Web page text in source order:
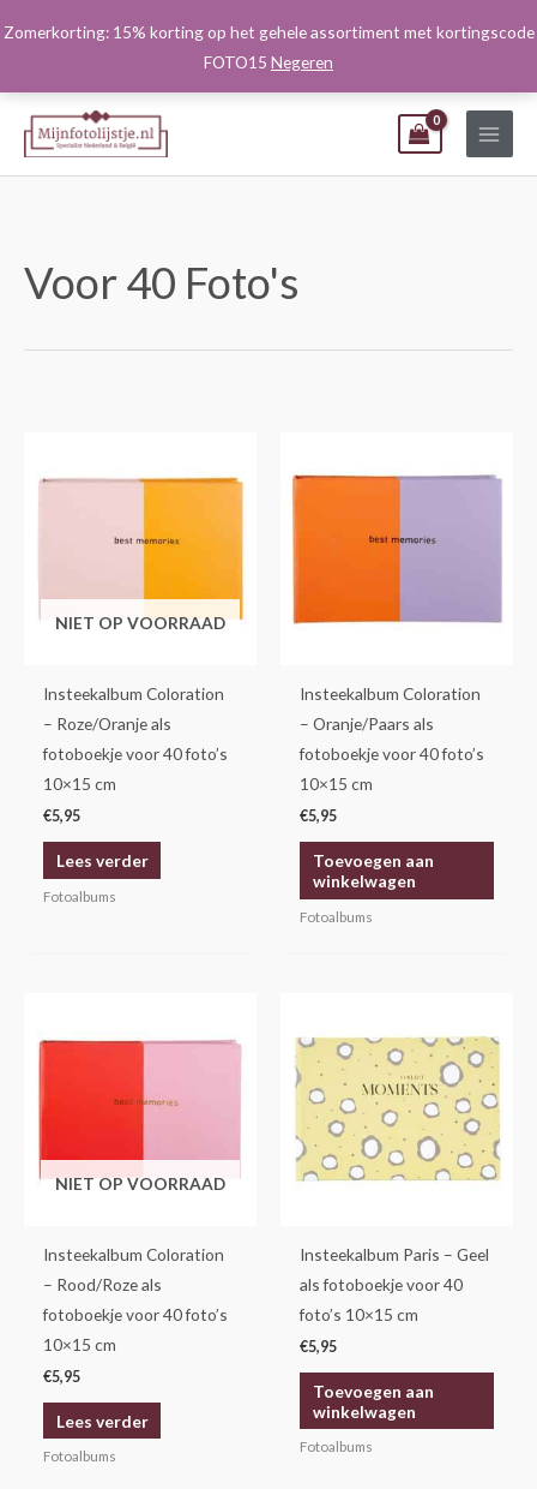
Zomerkorting: 15% korting op het gehele assortiment met kortingscode
FOTO15 Negeren
naar
Voor 40 Foto's
NIET OP VOORRAAD
Insteekalbum Coloration
– Roze/Oranje als
fotoboekje voor 40 foto’s
10×15 cm
€5,95
Lees verder
Fotoalbums
Insteekalbum Coloration
– Oranje/Paars als
fotoboekje voor 40 foto’s
10×15 cm
€5,95
Toevoegen aan
winkelwagen
Fotoalbums
NIET OP VOORRAAD
Insteekalbum Coloration
– Rood/Roze als
fotoboekje voor 40 foto’s
10×15 cm
€5,95
Lees verder
Fotoalbums
Insteekalbum Paris – Geel
als fotoboekje voor 40
foto’s 10×15 cm
€5,95
Toevoegen aan
winkelwagen
Fotoalbums